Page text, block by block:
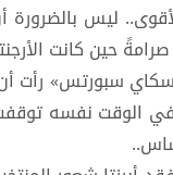
ليس
حين كانت
سبورتس» رأت
الوقت نفسه توقفت